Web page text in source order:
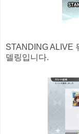
STANDING ALIVE
델링입니다.